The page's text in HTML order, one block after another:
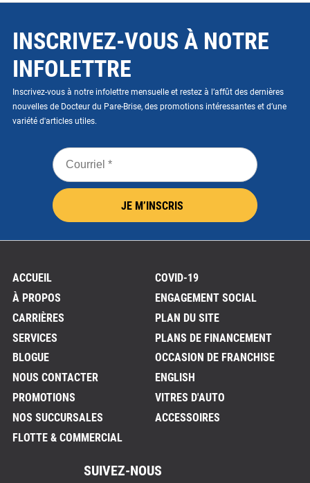
INSCRIVEZ-VOUS À NOTRE
INFOLETTRE
Inscrivez-vous à notre infolettre mensuelle et restez à l’affût des dernières
nouvelles de Docteur du Pare-Brise, des promotions intéressantes et d’une
variété d'articles utiles.
Courriel
*
JE M’INSCRIS
ACCUEIL
À PROPOS
CARRIÈRES
SERVICES
BLOGUE
NOUS CONTACTER
PROMOTIONS
NOS SUCCURSALES
FLOTTE & COMMERCIAL
COVID-19
ENGAGEMENT SOCIAL
PLAN DU SITE
PLANS DE FINANCEMENT
OCCASION DE FRANCHISE
ENGLISH
VITRES D'AUTO
ACCESSOIRES
SUIVEZ-NOUS